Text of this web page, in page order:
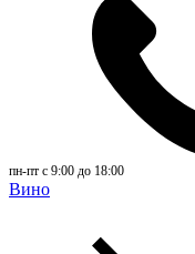
пн-пт с 9:00 до 18:00
Вино